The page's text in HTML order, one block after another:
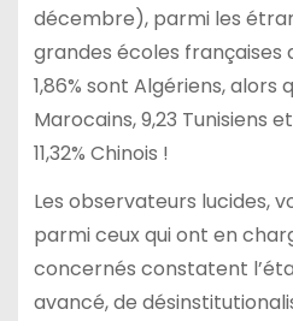
décembre), parmi les
grandes écoles françaises
1,86% sont Algériens, alors
Marocains, 9,23 Tunisiens
11,32% Chinois !
Les observateurs lucides,
parmi ceux qui ont en
concernés constatent
avancé, de